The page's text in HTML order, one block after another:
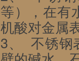
等），在有
机酸对金属
3、  不锈钢